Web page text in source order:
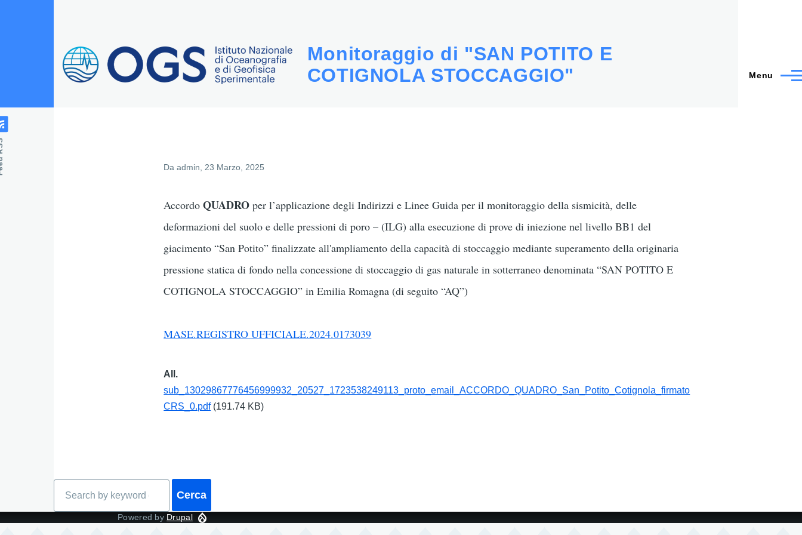
Monitoraggio di "SAN POTITO E
COTIGNOLA STOCCAGGIO"
Menu
Daadmin , 23 Marzo, 2025
AccordoQUADRO per l’applicazione degli Indirizzi e Linee Guida per il monitoraggio della sismicità, delle
deformazioni del suolo e delle pressioni di poro – (ILG) alla esecuzione di prove di iniezione nel livello BB1 del
giacimento “San Potito” finalizzate all'ampliamento della capacità di stoccaggio mediante superamento della originaria
pressione statica di fondo nella concessione di stoccaggio di gas naturale in sotterraneo denominata “SAN POTITO E
COTIGNOLA STOCCAGGIO” in Emilia Romagna (di seguito “AQ”)
MASE.REGISTRO UFFICIALE.2024.0173039
All.
sub_13029867776456999932_20527_1723538249113_proto_email_ACCORDO_QUADRO_San_Potito_Cotignola_firmato
CRS_0.pdf (191.74 KB)
Powered by Drupal